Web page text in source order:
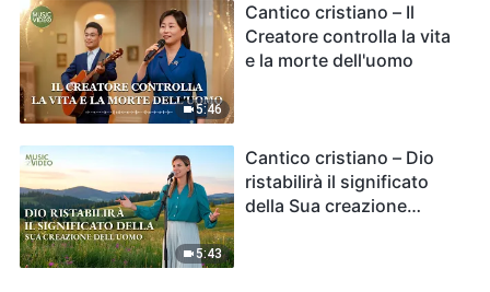
5:46
Cantico cristiano – Il
Creatore controlla la vita
e la morte dell'uomo
5:43
Cantico cristiano – Dio
ristabilirà il significato
della Sua creazione